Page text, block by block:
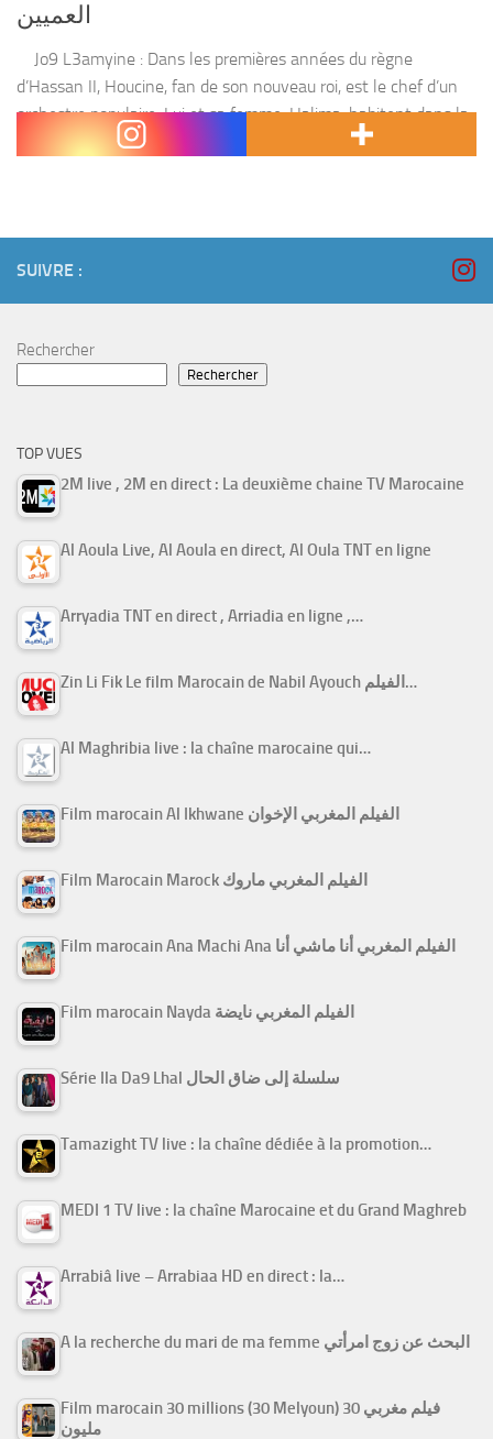
العميين
Jo9 L3amyine : Dans les premières années du règne
d’Hassan II, Houcine, fan de son nouveau roi, est le chef d’un
orchestre populaire. Lui et sa femme, Halima, habitent dans la
maison...
SUIVRE :
Rechercher
Rechercher
TOP VUES
2M live , 2M en direct : La deuxième chaine TV Marocaine
Al Aoula Live, Al Aoula en direct, Al Oula TNT en ligne
Arryadia TNT en direct , Arriadia en ligne ,…
Zin Li Fik Le film Marocain de Nabil Ayouch الفيلم…
Al Maghribia live : la chaîne marocaine qui…
Film marocain Al Ikhwane الفيلم المغربي الإخوان
Film Marocain Marock الفيلم المغربي ماروك
Film marocain Ana Machi Ana الفيلم المغربي أنا ماشي أنا
Film marocain Nayda الفيلم المغربي نايضة
Série Ila Da9 Lhal سلسلة إلى ضاق الحال
Tamazight TV live : la chaîne dédiée à la promotion…
MEDI 1 TV live : la chaîne Marocaine et du Grand Maghreb
Arrabiâ live – Arrabiaa HD en direct : la…
A la recherche du mari de ma femme البحث عن زوج امرأتي
Film marocain 30 millions (30 Melyoun) فيلم مغربي 30
مليون